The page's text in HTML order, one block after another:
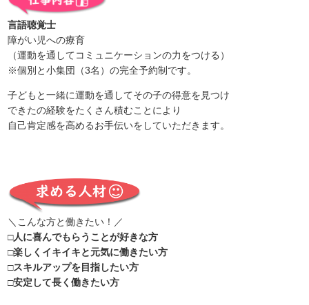
言語聴覚士
障がい児への療育
（運動を通してコミュニケーションの力をつける）
※個別と小集団（3名）の完全予約制です。
子どもと一緒に運動を通してその子の得意を見つけ
できたの経験をたくさん積むことにより
自己肯定感を高めるお手伝いをしていただきます。
＼こんな方と働きたい！／
□人に喜んでもらうことが好きな方
□楽しくイキイキと元気に働きたい方
□スキルアップを目指したい方
□安定して長く働きたい方